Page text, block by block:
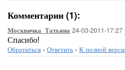
Комментарии (1):
Москвичка_Татьяна 24-03-2011-17:27
Спасибо!
Обратиться - Ответить - К полной